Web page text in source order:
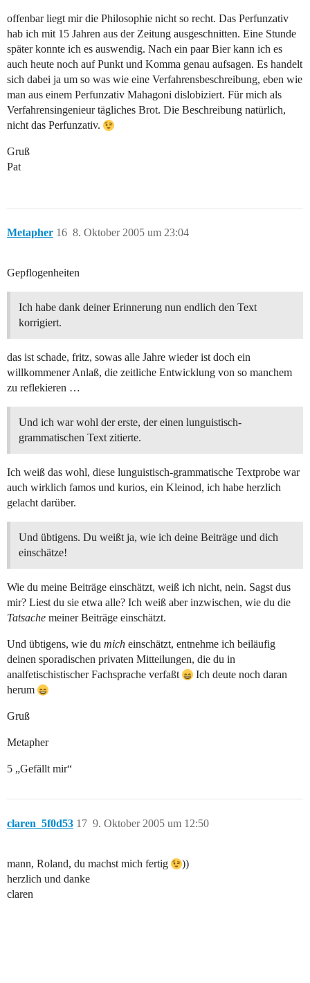
offenbar liegt mir die Philosophie nicht so recht. Das Perfunzativ
hab ich mit 15 Jahren aus der Zeitung ausgeschnitten. Eine Stunde
später konnte ich es auswendig. Nach ein paar Bier kann ich es
auch heute noch auf Punkt und Komma genau aufsagen. Es handelt
sich dabei ja um so was wie eine Verfahrensbeschreibung, eben wie
man aus einem Perfunzativ Mahagoni dislobiziert. Für mich als
Verfahrensingenieur tägliches Brot. Die Beschreibung natürlich,
nicht das Perfunzativ.
Gruß
Pat
Metapher 8. Oktober 2005 um 23:04
16
Gepflogenheiten
Ich habe dank deiner Erinnerung nun endlich den Text
korrigiert.
das ist schade, fritz, sowas alle Jahre wieder ist doch ein
willkommener Anlaß, die zeitliche Entwicklung von so manchem
zu reflekieren …
Und ich war wohl der erste, der einen lunguistisch-
grammatischen Text zitierte.
Ich weiß das wohl, diese lunguistisch-grammatische Textprobe war
auch wirklich famos und kurios, ein Kleinod, ich habe herzlich
gelacht darüber.
Und übtigens. Du weißt ja, wie ich deine Beiträge und dich
einschätze!
Wie du meine Beiträge einschätzt, weiß ich nicht, nein. Sagst dus
mir? Liest du sie etwa alle? Ich weiß aber inzwischen, wie du die
Tatsache meiner Beiträge einschätzt.
Und übtigens, wie du mich einschätzt, entnehme ich beiläufig
deinen sporadischen privaten Mitteilungen, die du in
analfetischistischer Fachsprache verfaßt
Ich deute noch daran
herum
Gruß
Metapher
5 „Gefällt mir“
claren_5f0d53 9. Oktober 2005 um 12:50
17
mann, Roland, du machst mich fertig
))
herzlich und danke
claren